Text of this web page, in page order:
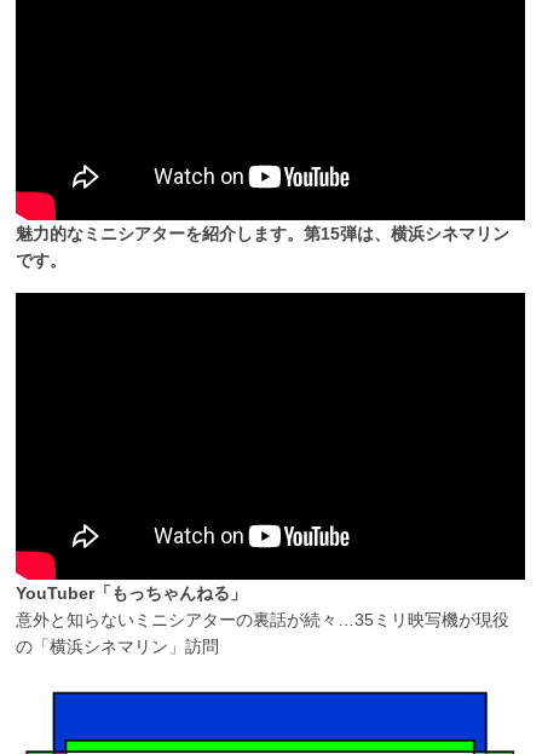
魅力的なミニシアターを紹介します。第15弾は、横浜シネマリン
です。
YouTuber「もっちゃんねる」
意外と知らないミニシアターの裏話が続々…35ミリ映写機が現役
の「横浜シネマリン」訪問